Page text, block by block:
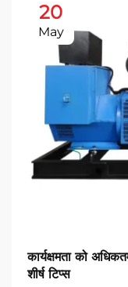
20
May
कार्यक्षमता को
शीर्ष टिप्स